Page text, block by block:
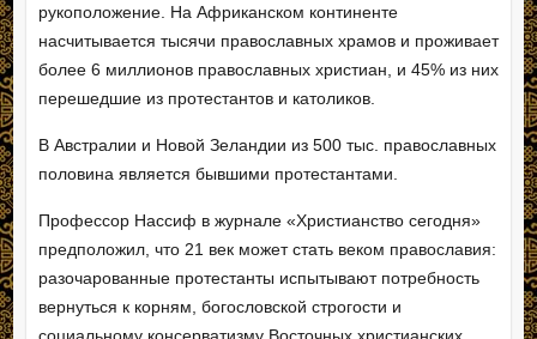
рукоположение. На Африканском континенте
насчитывается тысячи православных храмов и проживает
более 6 миллионов православных христиан, и 45% из них
перешедшие из протестантов и католиков.
В Австралии и Новой Зеландии из 500 тыс. православных
половина является бывшими протестантами.
Профессор Нассиф в журнале «Христианство сегодня»
предположил, что 21 век может стать веком православия:
разочарованные протестанты испытывают потребность
вернуться к корням, богословской строгости и
социальному консерватизму Восточных христианских